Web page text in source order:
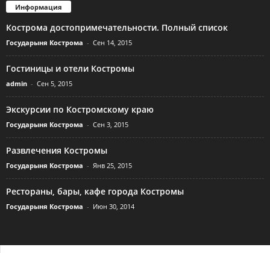
Информация
Кострома достопримечательности. Полный список
Государыня Кострома - Сен 14, 2015
Гостиницы и отели Костромы
admin - Сен 5, 2015
Экскурсии по Костромскому краю
Государыня Кострома - Сен 3, 2015
Развлечения Костромы
Государыня Кострома - Янв 25, 2015
Рестораны, бары, кафе города Костромы
Государыня Кострома - Июн 30, 2014